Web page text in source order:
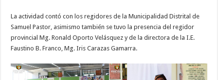
La actividad contó con los regidores de la Municipalidad Distrital de
Samuel Pastor, asimismo también se tuvo la presencia del regidor
provincial Mg. Ronald Oporto Velásquez y de la directora de la I.E.
Faustino B. Franco, Mg. Iris Carazas Gamarra.